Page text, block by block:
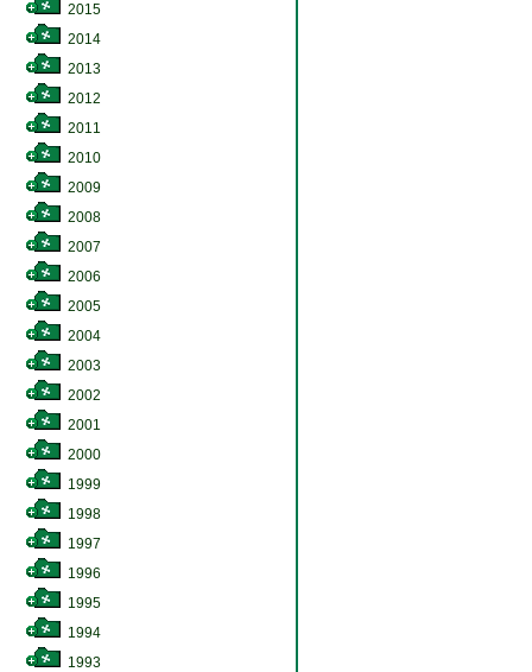
2015
2014
2013
2012
2011
2010
2009
2008
2007
2006
2005
2004
2003
2002
2001
2000
1999
1998
1997
1996
1995
1994
1993